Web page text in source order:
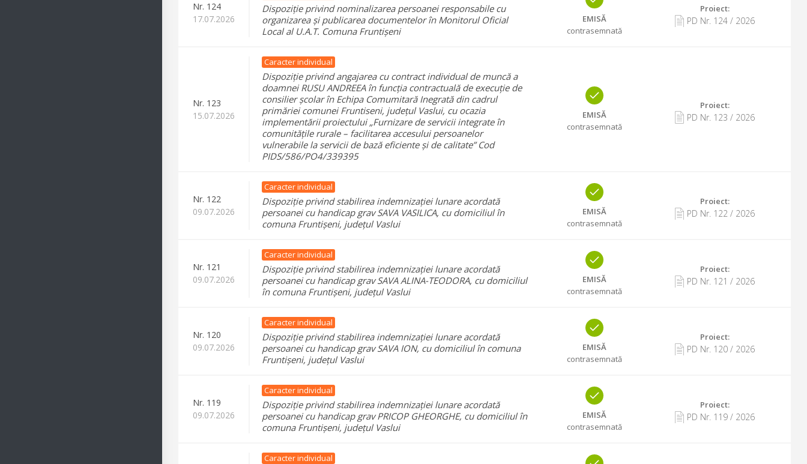
Nr. 124
17.07.2026
Dispoziție privind nominalizarea persoanei responsabile cu
organizarea și publicarea documentelor în Monitorul Oficial
Local al U.A.T. Comuna Fruntișeni
EMISĂ
contrasemnată
Proiect:
PD Nr. 124/ 2026
Nr. 123
15.07.2026
Caracter individual
Dispoziție privind angajarea cu contract individual de muncă a
doamnei RUSU ANDREEA în funcția contractuală de execuție de
consilier școlar în Echipa Comumitară Inegrată din cadrul
primăriei comunei Fruntiseni, județul Vaslui, cu ocazia
implementării proiectului „Furnizare de servicii integrate în
comunitățile rurale – facilitarea accesului persoanelor
vulnerabile la servicii de bază eficiente și de calitate” Cod
PIDS/586/PO4/339395
EMISĂ
contrasemnată
Proiect:
PD Nr. 123 / 2026
Nr. 122
09.07.2026
Caracter individual
Dispoziție privind stabilirea indemnizației lunare acordată
persoanei cu handicap grav SAVA VASILICA, cu domiciliul în
comuna Fruntișeni, județul Vaslui
EMISĂ
contrasemnată
Proiect:
PD Nr. 122/ 2026
Nr. 121
09.07.2026
Caracter individual
Dispoziție privind stabilirea indemnizației lunare acordată
persoanei cu handicap grav SAVA ALINA-TEODORA, cu domiciliul
în comuna Fruntișeni, județul Vaslui
EMISĂ
contrasemnată
Proiect:
PD Nr. 121 / 2026
Nr. 120
09.07.2026
Caracter individual
Dispoziție privind stabilirea indemnizației lunare acordată
persoanei cu handicap grav SAVA ION, cu domiciliul în comuna
Fruntișeni, județul Vaslui
EMISĂ
contrasemnată
Proiect:
PD Nr. 120/ 2026
Nr. 119
09.07.2026
Caracter individual
Dispoziție privind stabilirea indemnizației lunare acordată
persoanei cu handicap grav PRICOP GHEORGHE, cu domiciliul în
comuna Fruntișeni, județul Vaslui
EMISĂ
contrasemnată
Proiect:
PD Nr. 119/ 2026
Caracter individual